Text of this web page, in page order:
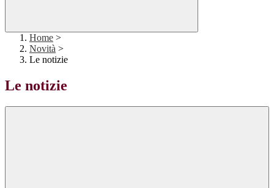
Home >
Novità >
Le notizie
Le notizie